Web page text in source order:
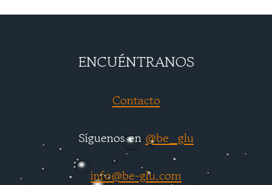
ENCUÉNTRANOS
Contacto
Síguenos en @be_glu
info@be-glu.com